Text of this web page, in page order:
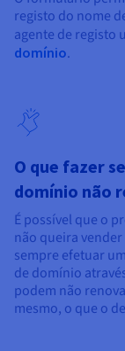
Preços
Disponibilidade por
Documentação
Observabilidade
Roadmap &
Roadmap &
Roadmap &
registo do nome
agente de registo
domínio.
O que fazer
domínio não
É possível que o
não queira
sempre efetuar
de domínio
podem não
mesmo, o que o